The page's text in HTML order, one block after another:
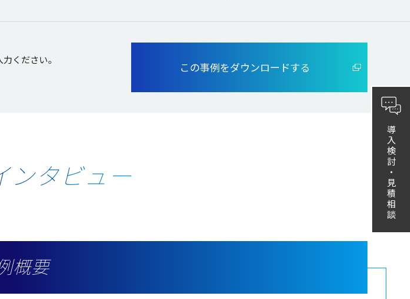
ください。
この事例をダウンロードする
ンタビュー
概要
導入検討・見積相談